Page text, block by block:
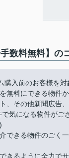
数料無料】の
入前のお客様を
無料にできる物件
、その他新聞広告
気になる物件が
きる物件のごく一
きるように全力で